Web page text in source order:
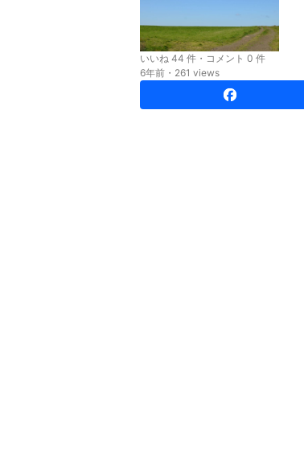
いいね 44 件・コメント 0 件
6年前・261 views